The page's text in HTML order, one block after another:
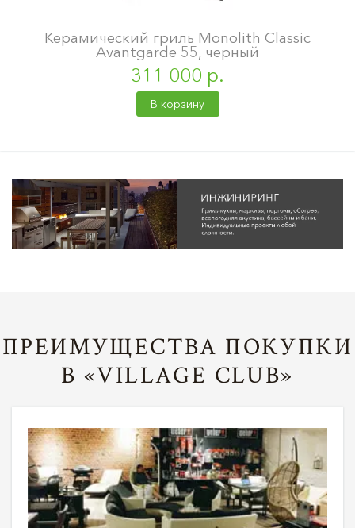
Керамический гриль Monolith Classic
Avantgarde 55, черный
311 000 р.
В корзину
ПРЕИМУЩЕСТВА ПОКУПКИ
В «VILLAGE CLUB»